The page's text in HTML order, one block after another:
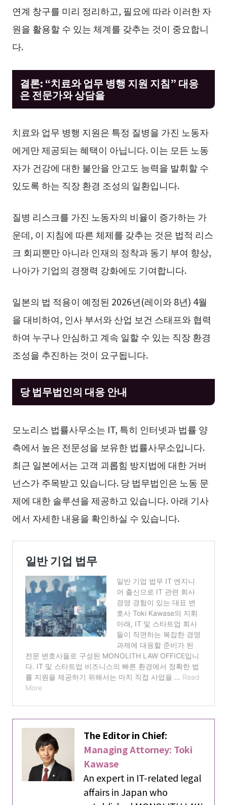
연계 창구를 미리 정리하고, 필요에 따라 이러한 자
원을 활용할 수 있는 체계를 갖추는 것이 중요합니
다.
결론: “치료와 업무 병행 지원 지침” 대응
은 전문가와 상담을
치료와 업무 병행 지원은 특정 질병을 가진 노동자
에게만 제공되는 혜택이 아닙니다. 이는 모든 노동
자가 건강에 대한 불안을 안고도 능력을 발휘할 수
있도록 하는 직장 환경 조성의 일환입니다.
질병 리스크를 가진 노동자의 비율이 증가하는 가
운데, 이 지침에 따른 체제를 갖추는 것은 법적 리스
크 회피뿐만 아니라 인재의 정착과 동기 부여 향상,
나아가 기업의 경쟁력 강화에도 기여합니다.
일본의 법 적용이 예정된 2026년(레이와 8년) 4월
을 대비하여, 인사 부서와 산업 보건 스태프와 협력
하여 누구나 안심하고 계속 일할 수 있는 직장 환경
조성을 추진하는 것이 요구됩니다.
당 법무법인의 대응 안내
모노리스 법률사무소는 IT, 특히 인터넷과 법률 양
측에서 높은 전문성을 보유한 법률사무소입니다.
최근 일본에서는 고객 괴롭힘 방지법에 대한 거버
넌스가 주목받고 있습니다. 당 법무법인은 노동 문
제에 대한 솔루션을 제공하고 있습니다. 아래 기사
에서 자세한 내용을 확인하실 수 있습니다.
The Editor in Chief:
Managing Attorney: Toki
Kawase
An expert in IT-related legal
affairs in Japan who